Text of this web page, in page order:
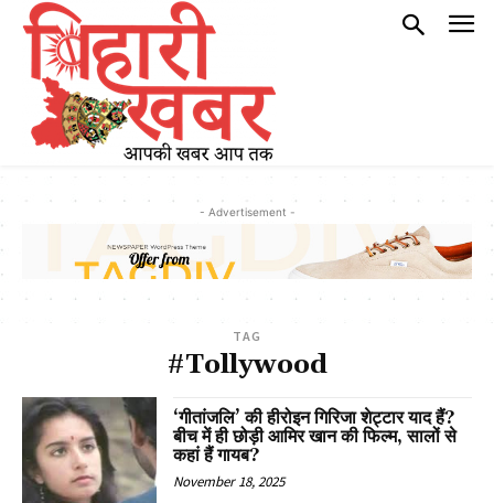
- Advertisement -
TAG
#Tollywood
‘गीतांजलि’ की हीरोइन गिरिजा शेट्टार याद हैं?
बीच में ही छोड़ी आमिर खान की फिल्म, सालों से
कहां हैं गायब?
November 18, 2025